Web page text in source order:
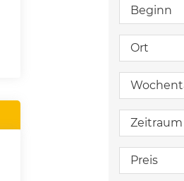
Beginn
Ort
Zeitraum
Preis